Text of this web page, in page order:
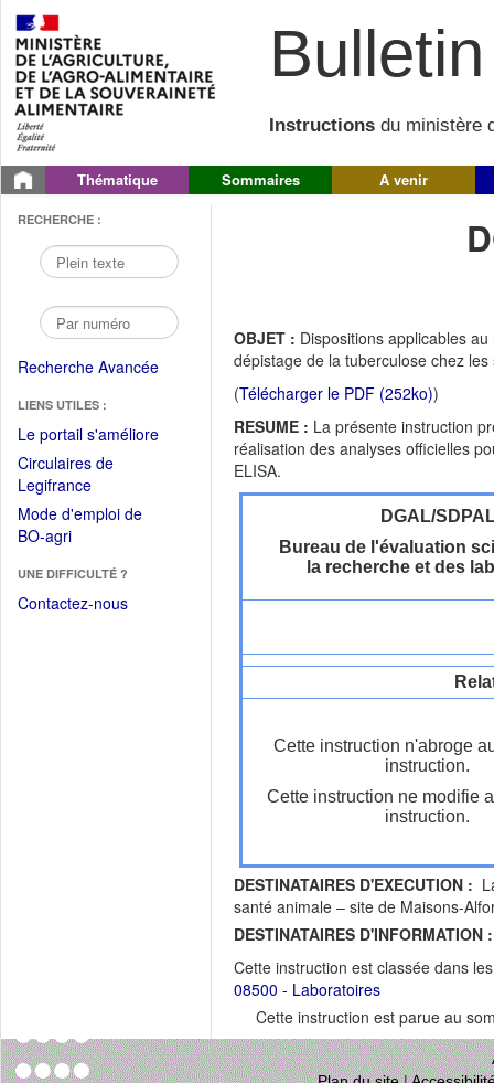
Instructions du ministère
Thématique Sommaires A venir
RECHERCHE :
Recherche Avancée
LIENS UTILES :
Le portail s'améliore(Fichier
Circulaires de
Legifrance(Ouvrir
dans
une
fenêtre)
Mode d'emploi de
BO-agri(Ouvrir
une
nouvelle
UNE DIFFICULTÉ ?
Contactez-nous
OBJET : Dispositions applicables
dépistage de la tuberculose chez
(Télécharger le PDF (252ko))
RESUME : La présente instruction
réalisation des analyses officielles
ELISA.
DGAL/
Bureau de l'évaluation
la recherche et des
Cette instruction n'abroge
instruction.
Cette instruction ne modifie
instruction.
DESTINATAIRES D'EXECUTION :
santé animale – site de Maisons-
DESTINATAIRES D'INFORMATION :
Cette instruction est classée dans
08500 - Laboratoires
Cette instruction est parue au